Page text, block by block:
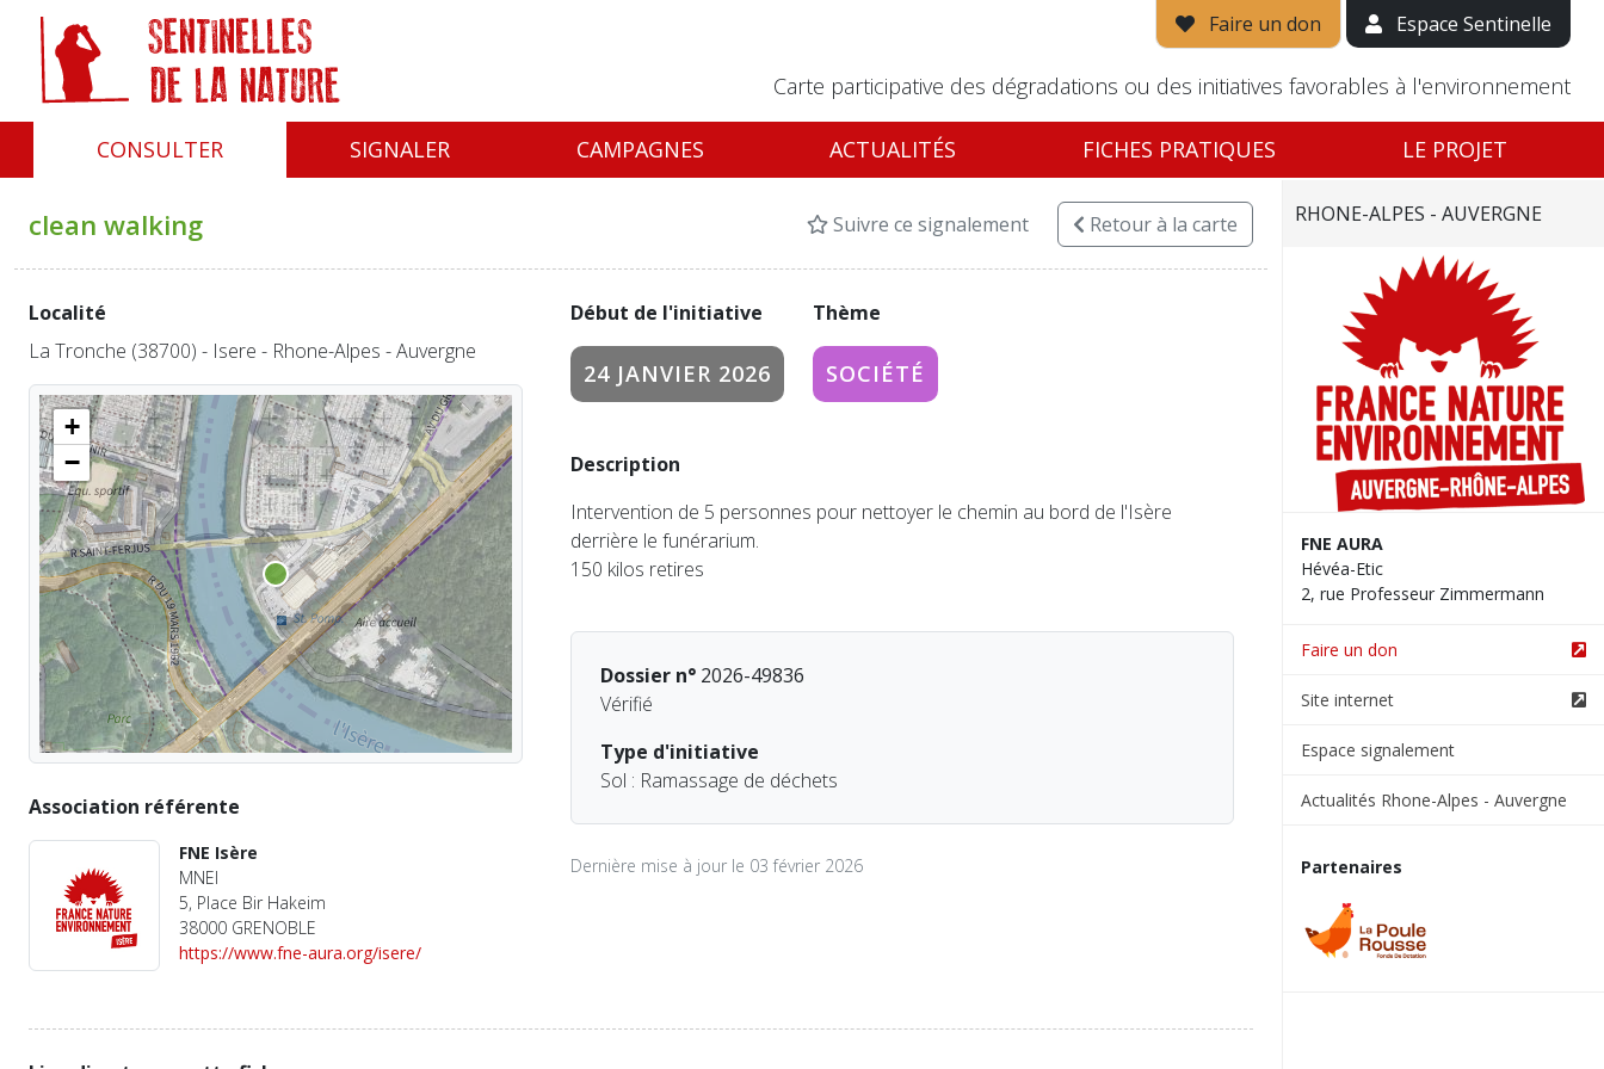
Faire un don Espace Sentinelle
Carte participative des dégradations ou des initiatives favorables à l'environnement
CONSULTER SIGNALER CAMPAGNES ACTUALITÉS FICHES PRATIQUES LE PROJET
clean walking Suivre ce signalement Retourà la carte
Début de l'initiative
24 JANVIER 2026
Thème
SOCIÉTÉ
Description
Intervention de 5 personnes pour nettoyer le chemin au bord de l'Isère
derrière le funérarium.
150 kilos retires
Dossier n°2026-49836
Vérifié
Type d'initiative
Sol : Ramassage de déchets
Dernière mise à jour le 03 février 2026
Localité
La Tronche (38700) - Isere - Rhone-Alpes - Auvergne
+
−
Association référente
FNE Isère
MNEI
5, Place Bir Hakeim
38000 GRENOBLE
https://www.fne-aura.org/isere/
RHONE-ALPES - AUVERGNE
FNE AURA
Hévéa-Etic
2, rue Professeur Zimmermann
Faire un don
Site internet
Espace signalement
Actualités Rhone-Alpes - Auvergne
Partenaires
Panneau de gestion des cookies